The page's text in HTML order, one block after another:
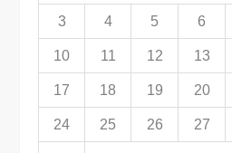
3 4 5 6
10 11 12 13
17 18 19 20
24 25 26 27